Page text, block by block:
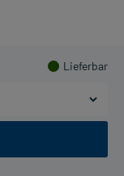
Lieferbar